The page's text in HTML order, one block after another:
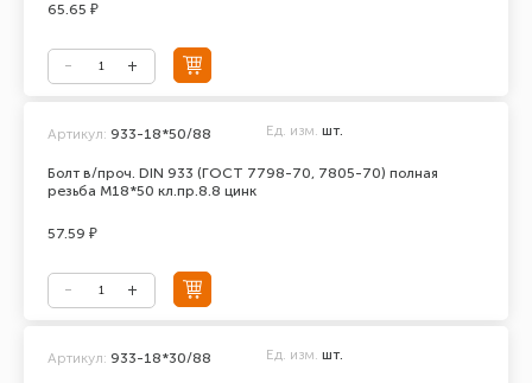
65.65 ₽
Болт в/проч. DIN 933 (ГОСТ 7798-70, 7805-70) полная
резьба М18*50 кл.пр.8.8 цинк
Артикул: 933-18*50/88 Ед. изм. шт.
57.59 ₽
Артикул: 933-18*30/88 Ед. изм. шт.